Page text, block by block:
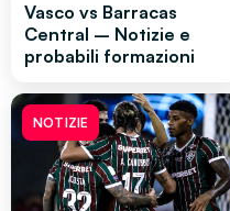
Vasco vs Barracas
Central – Notizie e
probabili formazioni
NOTIZIE